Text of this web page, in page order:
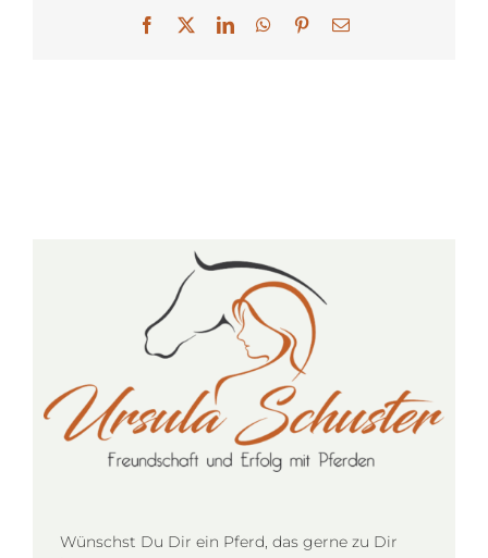
Facebook LinkedInWhatsApp
Pinterest
E-
Wünschst Du Dir ein Pferd, das gerne zu Dir